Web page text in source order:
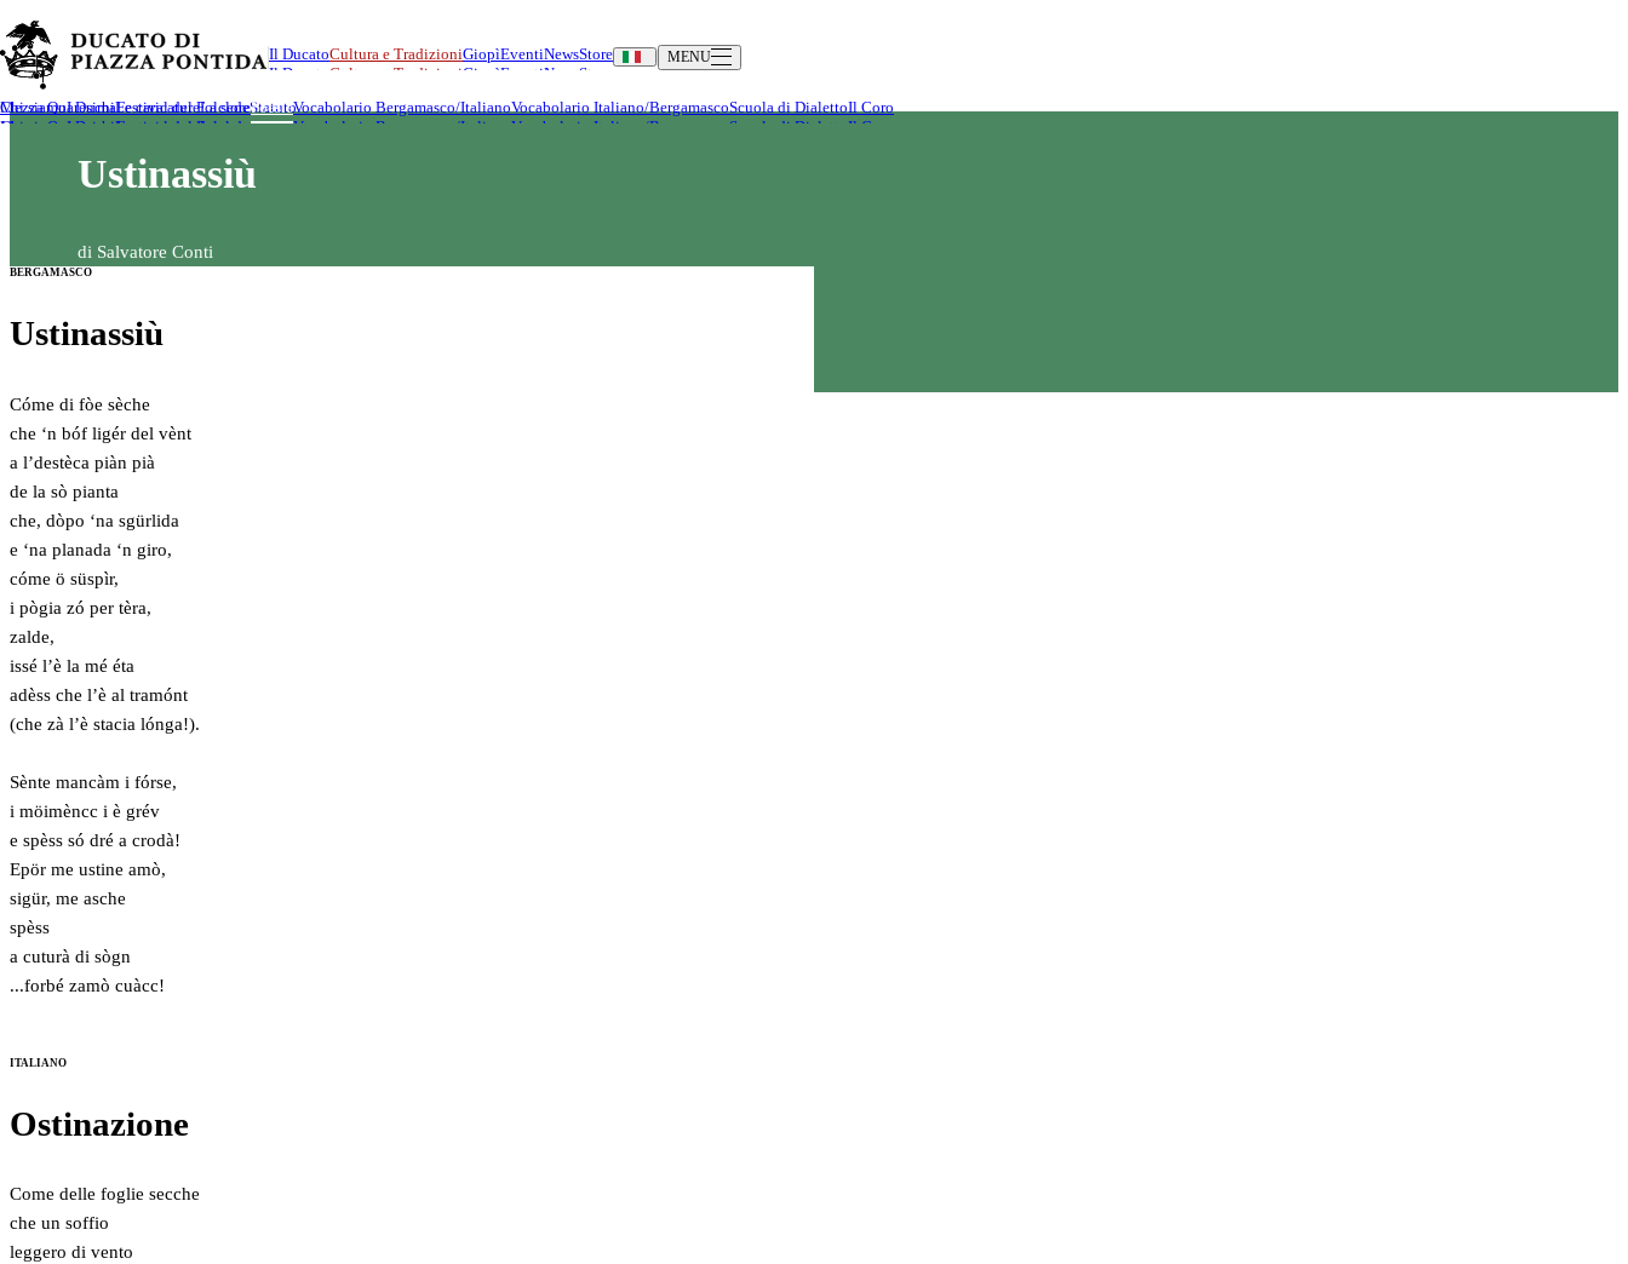
Il Ducato
Chi siamo I DuchiLe caricatureLa sede Statuto
Cultura e Tradizioni
Mezza QuaresimaFestival del Folclore PoesieVocabolario Bergamasco/Italiano Vocabolario Italiano/Bergamasco Scuola di Dialetto Il Coro
GiopìEventiNews Store
Ustinassiù
di Salvatore Conti
BERGAMASCO
Ustinassiù
Cóme di fòe sèche
che ‘n bóf ligér del vènt
a l’destèca piàn pià
de la sò pianta
che, dòpo ‘na sgürlida
e ‘na planada ‘n giro,
cóme ö süspìr,
i pògia zó per tèra,
zalde,
issé l’è la mé éta
adèss che l’è al tramónt
(che zà l’è stacia lónga!).
Sènte mancàm i fórse,
i möimèncc i è grév
e spèss só dré a crodà!
Epör me ustine amò,
sigür, me asche
spèss
a cuturà di sògn
...forbé zamò cuàcc!
ITALIANO
Ostinazione
Come delle foglie secche
che un soffio
leggero di vento